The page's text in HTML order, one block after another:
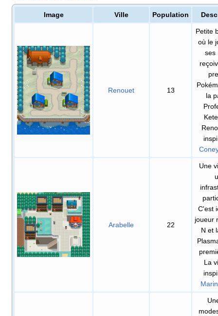
Image Ville Population
Renouet 13
Petite
où le
ses
la
Arabelle 22
Une
C'est
joueur
N et
La